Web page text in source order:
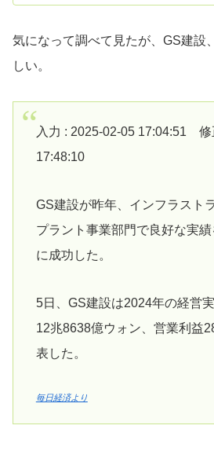
気になって調べて見たが、GS建設
しい。
入力 : 2025-02-05 17:04:51
17:48:10
GS建設が昨年、インフラスト
プラント事業部門で良好な実
に成功した。
5日、GS建設は2024年の経営
12兆8638億ウォン、営業利益
表した。
毎日経済より